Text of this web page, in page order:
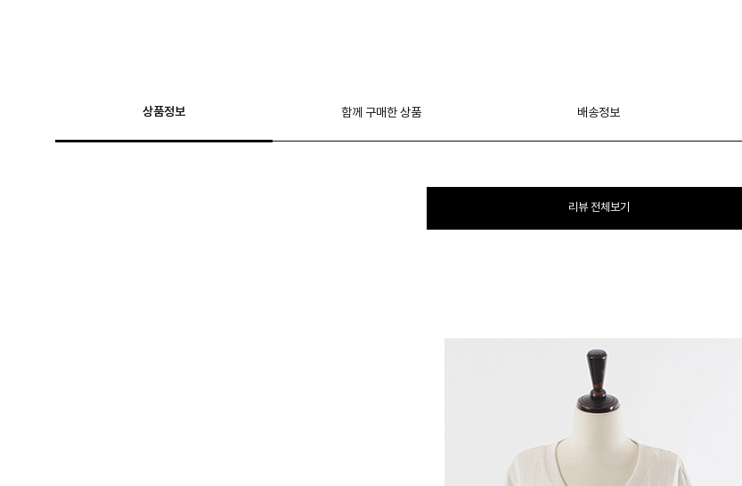
상품정보 함께 구매한 상품 배송정보
리뷰 전체보기